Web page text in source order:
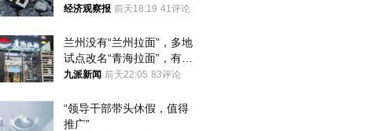
经济观察报 前天18:19 41评论
兰州没有“兰州拉面”，多地
试点改名“青海拉面”，有商
家改名已两年
九派新闻 前天22:05 83评论
“领导干部带头休假，值得
推广”